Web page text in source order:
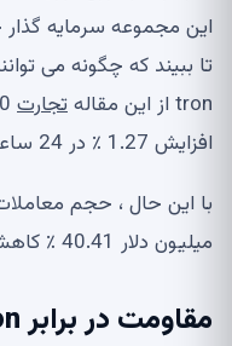
تا ببیند که چگونه می
tron از این مقاله
تجارت
افزایش 1.27 ٪ در 24 ساعت گذشته است.
میلیون دلار 40.41 ٪ کاهش یافته است.
مقاومت در برابر Tron در برابر 0.320 دلار